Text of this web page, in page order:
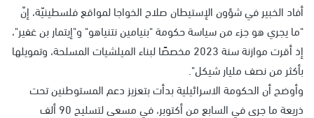
أفاد الخبير في شؤون الإستيطان صلاح الخواجا لمواقع فلسطينيّة، إنّ
"ما يجري هو جزء من سياسة حكومة "بنيامين نتنياهو" و"إيتمار بن غفير"،
إذ أقرت موازنة سنة 2023 مخصصًا لبناء الميلشيات المسلحة، وتمويلها
بأكثر من نصف مليار شيكل".
وأوضح أن الحكومة الاسرائيلية بدأت بتعزيز دعم المستوطنين تحت
ذريعة ما جرى في السابع من أكتوبر، في مسعى لتسليح 90 ألف